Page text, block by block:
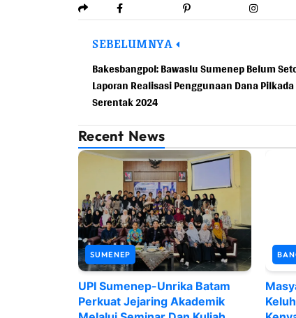
SEBELUMNYA
Bakesbangpol: Bawaslu Sumenep Belum
Laporan Realisasi Penggunaan Dana Pilkada
Serentak 2024
Recent News
SUMENEP
UPI Sumenep-Unrika Batam
Perkuat Jejaring Akademik